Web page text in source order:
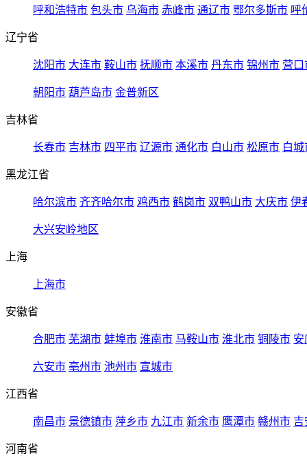
呼和浩特市 包头市 乌海市 赤峰市 通辽市 鄂尔多斯市 呼
辽宁省
沈阳市 大连市 鞍山市 抚顺市 本溪市 丹东市 锦州市 营口
朝阳市 葫芦岛市 金普新区
吉林省
长春市 吉林市 四平市 辽源市 通化市 白山市 松原市 白城
黑龙江省
哈尔滨市 齐齐哈尔市 鸡西市 鹤岗市 双鸭山市 大庆市 伊
大兴安岭地区
上海
上海市
安徽省
合肥市 芜湖市 蚌埠市 淮南市 马鞍山市 淮北市 铜陵市 安
六安市 亳州市 池州市 宣城市
江西省
南昌市 景德镇市 萍乡市 九江市 新余市 鹰潭市 赣州市 吉
河南省